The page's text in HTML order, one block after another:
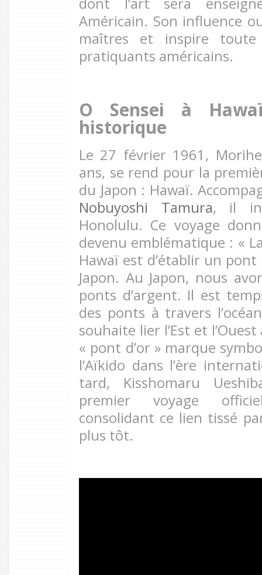
Américain. Son influence
maîtres et inspire
pratiquants américains.
O Sensei à
historique
Le 27 février 1961,
ans, se rend pour la
du Japon : Hawaï.
Nobuyoshi Tamura, il
Honolulu. Ce voyage
devenu emblématique : «
Hawaï est d’établir un
Japon. Au Japon, nous
ponts d’argent. Il est
des ponts à travers
souhaite lier l’Est et
« pont d’or » marque
l’Aïkido dans l’ère
tard, Kisshomaru
premier voyage
consolidant ce lien tissé
plus tôt.